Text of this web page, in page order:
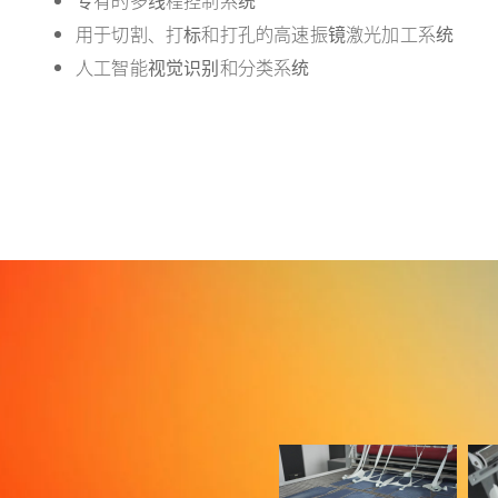
用于切割、打标和打孔的高速振镜激光加工系统
人工智能视觉识别和分类系统